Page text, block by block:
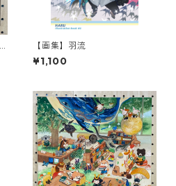
【画集】羽流
¥1,100